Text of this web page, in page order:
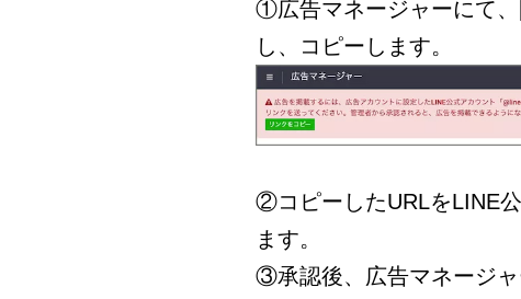
①広告マネージャーにて
し、コピーします。
②コピーしたURLをLINE
ます。
③承認後、広告マネージ